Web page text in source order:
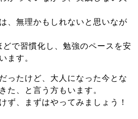
、無理かもしれないと思いなが
で習慣化し、勉強のペースを安
ます。
ったけど、大人になった今とな
た、と言う方もいます。
ず、まずはやってみましょう！